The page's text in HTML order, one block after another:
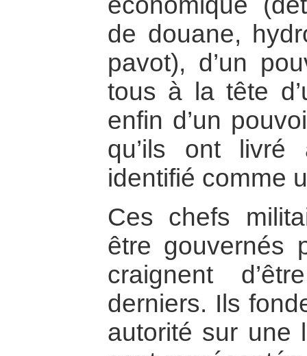
de douane,
pavot), d’un
tous à la tête
enfin d’un
qu’ils ont livré
identifié comme
Ces chefs
être gouvernés
craignent
derniers. Ils
autorité sur une